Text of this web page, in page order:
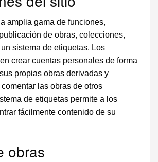
amplia gama de funciones,
de obras, colecciones,
sistema de etiquetas. Los
crear cuentas personales de forma
propias obras derivadas y
las obras de otros
de etiquetas permite a los
fácilmente contenido de su
obras